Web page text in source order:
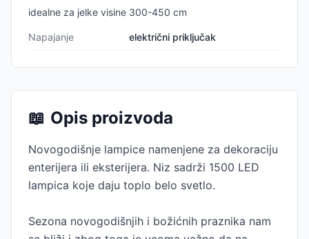
idealne za jelke visine 300-450 cm
Napajanje električni priključak
📖 Opis proizvoda
Novogodišnje lampice namenjene za dekoraciju
enterijera ili eksterijera. Niz sadrži 1500 LED
lampica koje daju toplo belo svetlo.
Sezona novogodišnjih i božićnih praznika nam